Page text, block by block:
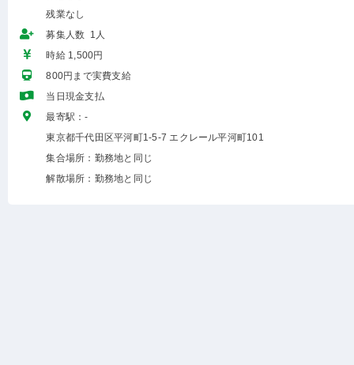
残業なし
募集人数 1人
時給 1,500円
800円まで実費支給
当日現金支払
最寄駅：-
東京都千代田区平河町1-5-7 エクレール平河町101
集合場所：勤務地と同じ
解散場所：勤務地と同じ